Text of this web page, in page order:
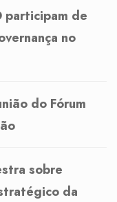
participam de
no
do Fórum
sobre
da